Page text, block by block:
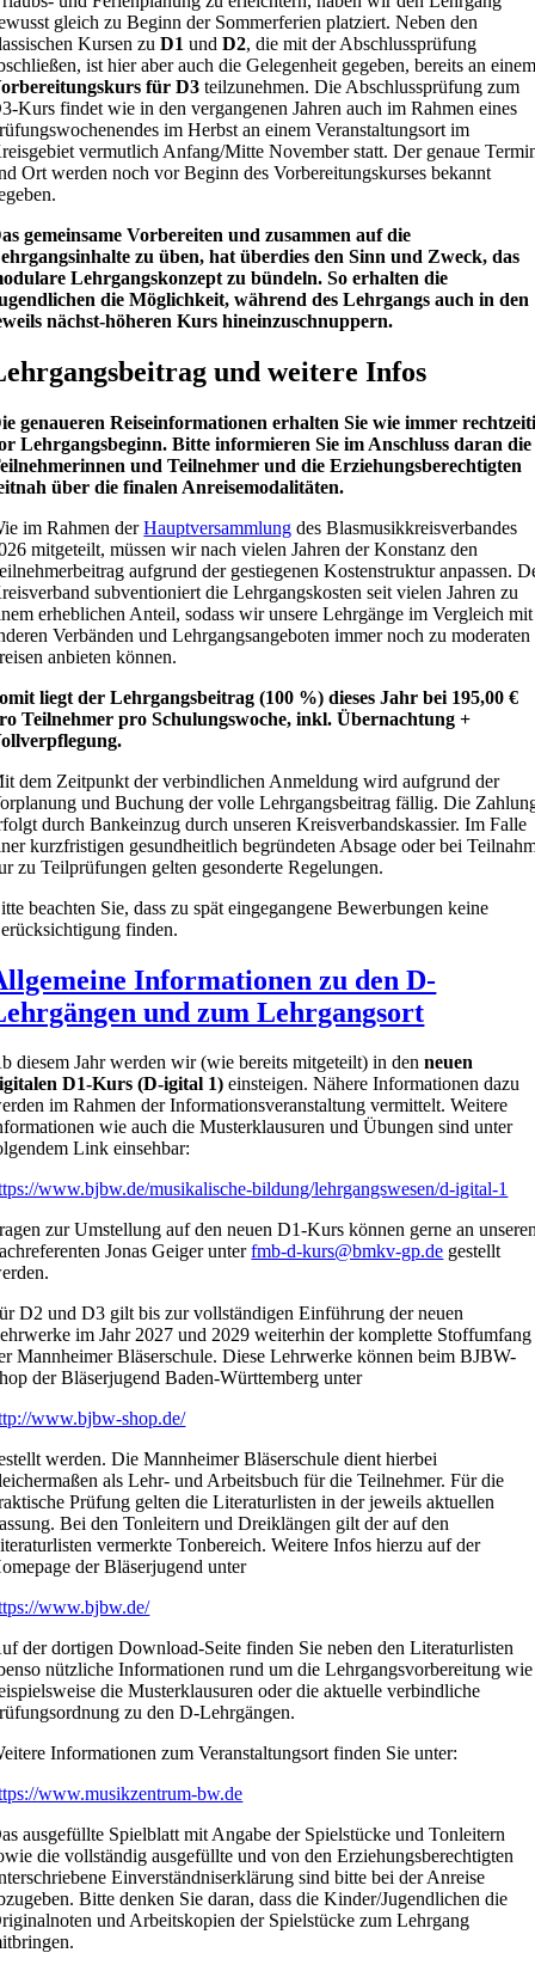
gleich zu Beginn der Sommerferien platziert. Neben den
Kursen zuD1 undD2, die mit der Abschlussprüfung
ist hier aber auch die Gelegenheit gegeben, bereits an
für D3 teilzunehmen. Die Abschlussprüfung zum
Kurs findet wie in den vergangenen Jahren auch im Rahmen eines
im Herbst an einem Veranstaltungsort im
vermutlich Anfang/Mitte November statt. Der genaue
Ort werden noch vor Beginn des Vorbereitungskurses bekannt
gemeinsame Vorbereiten und zusammen auf die
zu üben, hat überdies den Sinn und Zweck, das
Lehrgangskonzept zu bündeln. So erhalten die
die Möglichkeit, während des Lehrgangs auch in den
nächst-höheren Kurs hineinzuschnuppern.
und weitere Infos
genaueren Reiseinformationen erhalten Sie wie immer
Lehrgangsbeginn. Bitte informieren Sie im Anschluss daran die
und Teilnehmer und die Erziehungsberechtigten
über die finalen Anreisemodalitäten.
im Rahmen derHauptversammlung des Blasmusikkreisverbandes
mitgeteilt, müssen wir nach vielen Jahren der Konstanz den
aufgrund der gestiegenen Kostenstruktur anpassen.
subventioniert die Lehrgangskosten seit vielen Jahren zu
erheblichen Anteil, sodass wir unsere Lehrgänge im Vergleich mit
Verbänden und Lehrgangsangeboten immer noch zu moderaten
anbieten können.
liegt der Lehrgangsbeitrag (100 %) dieses Jahr bei 195,00 €
Teilnehmer pro Schulungswoche, inkl. Übernachtung +
dem Zeitpunkt der verbindlichen Anmeldung wird aufgrund der
und Buchung der volle Lehrgangsbeitrag fällig. Die
durch Bankeinzug durch unseren Kreisverbandskassier. Im Falle
kurzfristigen gesundheitlich begründeten Absage oder bei
zu Teilprüfungen gelten gesonderte Regelungen.
beachten Sie, dass zu spät eingegangene Bewerbungen keine
finden.
Informationen zu den D-
und zum Lehrgangsort
diesem Jahr werden wir (wie bereits mitgeteilt) in denneuen
D1-Kurs (D-igital 1) einsteigen. Nähere Informationen dazu
im Rahmen der Informationsveranstaltung vermittelt. Weitere
wie auch die Musterklausuren und Übungen sind unter
Link einsehbar:
www.bjbw.de/musikalische-bildung/lehrgangswesen/d-igital-1
zur Umstellung auf den neuen D1-Kurs können gerne an
Jonas Geiger unterfmb-d-kurs@bmkv-gp.de gestellt
D2 und D3 gilt bis zur vollständigen Einführung der neuen
im Jahr 2027 und 2029 weiterhin der komplette Stoffumfang
Mannheimer Bläserschule. Diese Lehrwerke können beim BJBW-
der Bläserjugend Baden-Württemberg unter
www.bjbw-shop.de/
werden. Die Mannheimer Bläserschule dient hierbei
als Lehr- und Arbeitsbuch für die Teilnehmer. Für die
Prüfung gelten die Literaturlisten in der jeweils aktuellen
Bei den Tonleitern und Dreiklängen gilt der auf den
vermerkte Tonbereich. Weitere Infos hierzu auf der
der Bläserjugend unter
www.bjbw.de/
der dortigen Download-Seite finden Sie neben den Literaturlisten
nützliche Informationen rund um die Lehrgangsvorbereitung wie
die Musterklausuren oder die aktuelle verbindliche
zu den D-Lehrgängen.
Informationen zum Veranstaltungsort finden Sie unter:
www.musikzentrum-bw.de
ausgefüllte Spielblatt mit Angabe der Spielstücke und Tonleitern
die vollständig ausgefüllte und von den Erziehungsberechtigten
Einverständniserklärung sind bitte bei der Anreise
Bitte denken Sie daran, dass die Kinder/Jugendlichen die
und Arbeitskopien der Spielstücke zum Lehrgang